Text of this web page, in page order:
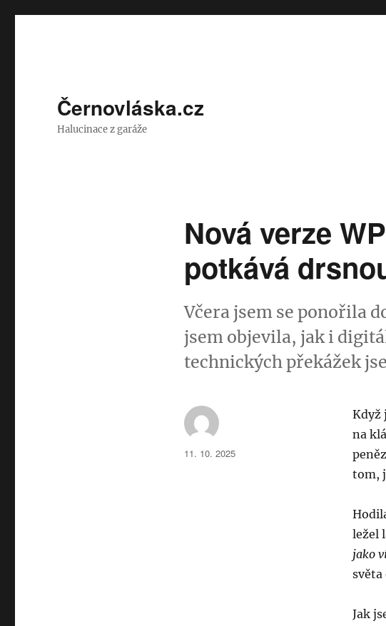
Černovláska.cz
Halucinace z garáže
Nová verze
potkává
Včera jsem se ponořila
jsem objevila, jak i
technických překážek
Když
na
tom,
ležel
jako
Jak
Autor:
Publikováno:
11. 10. 2025